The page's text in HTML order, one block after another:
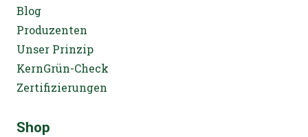
Blog
Produzenten
Unser Prinzip
KernGrün-Check
Zertifizierungen
Shop